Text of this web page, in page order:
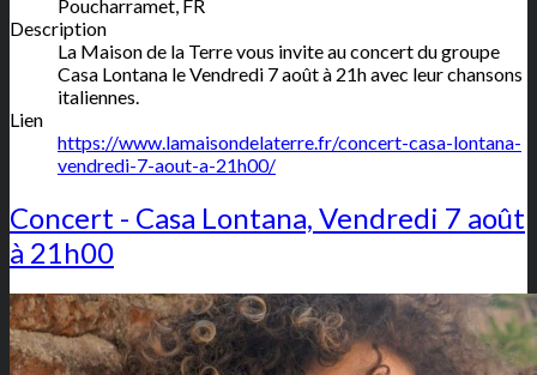
Poucharramet, FR
Description
La Maison de la Terre vous invite au concert du groupe
Casa Lontana le Vendredi 7 août à 21h avec leur chansons
italiennes.
Lien
https://www.lamaisondelaterre.fr/concert-casa-lontana-
vendredi-7-aout-a-21h00/
Concert - Casa Lontana, Vendredi 7 août
à 21h00